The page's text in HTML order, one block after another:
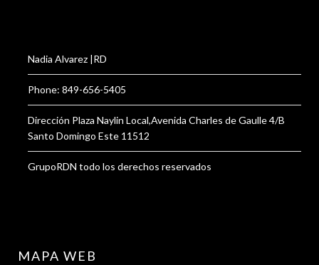
Nadia Alvarez |RD
Phone: 849-656-5405
Dirección Plaza Naylin Local,Avenida Charles de Gaulle 4/B
Santo Domingo Este 11512
GrupoRDN todo los derechos reservados
MAPA WEB